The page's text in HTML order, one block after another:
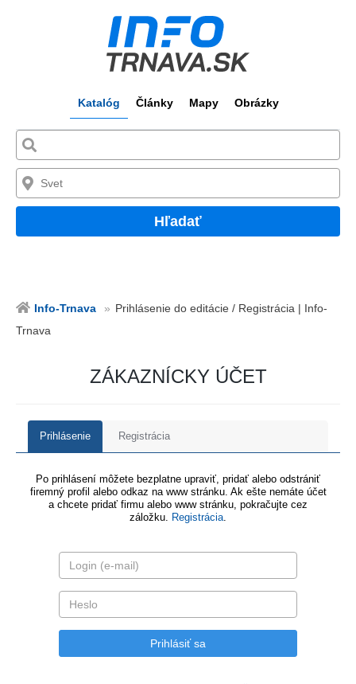
Katalóg Články Mapy Obrázky
Hľadať
Info-Trnava
Prihlásenie do editácie / Registrácia | Info-
Trnava
ZÁKAZNÍCKY ÚČET
Prihlásenie Registrácia
Po prihlásení môžete bezplatne upraviť, pridať alebo odstrániť
firemný profil alebo odkaz na www stránku. Ak ešte nemáte účet
a chcete pridať firmu alebo www stránku, pokračujte cez
záložku. Registrácia.